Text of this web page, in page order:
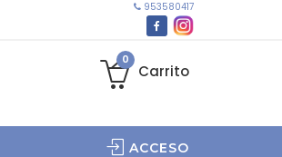
953580417
0
Carrito
ACCESO